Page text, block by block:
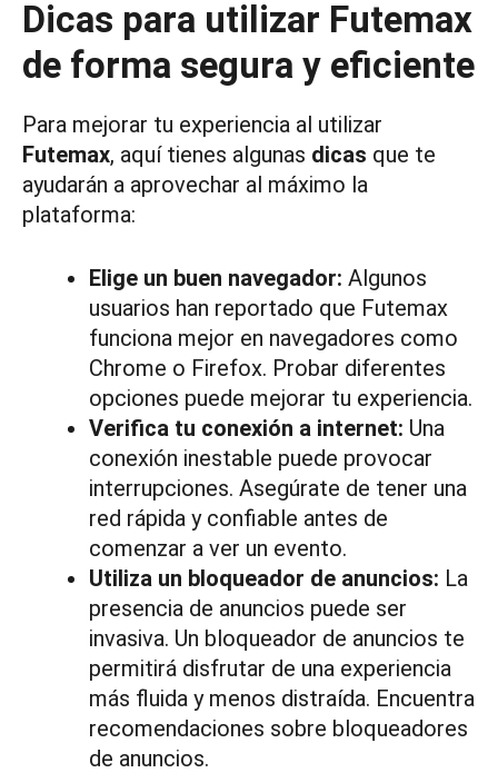
Dicas para utilizar Futemax
de forma segura y eficiente
Para mejorar tu experiencia al utilizar
Futemax, aquí tienes algunas dicas que te
ayudarán a aprovechar al máximo la
plataforma:
Elige un buen navegador: Algunos
usuarios han reportado que Futemax
funciona mejor en navegadores como
Chrome o Firefox. Probar diferentes
opciones puede mejorar tu experiencia.
Verifica tu conexión a internet: Una
conexión inestable puede provocar
interrupciones. Asegúrate de tener una
red rápida y confiable antes de
comenzar a ver un evento.
Utiliza un bloqueador de anuncios: La
presencia de anuncios puede ser
invasiva. Un bloqueador de anuncios te
permitirá disfrutar de una experiencia
más fluida y menos distraída. Encuentra
recomendaciones sobre bloqueadores
de anuncios.